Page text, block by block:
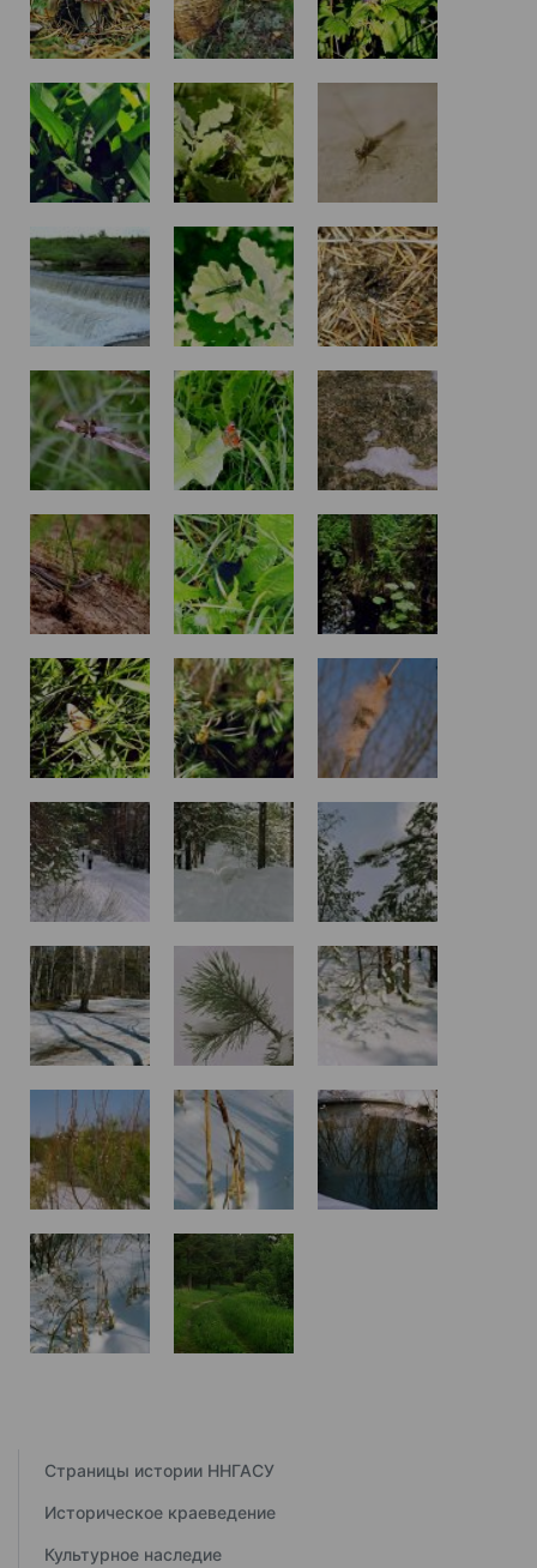
Страницы истории ННГАСУ
Историческое краеведение
Культурное наследие